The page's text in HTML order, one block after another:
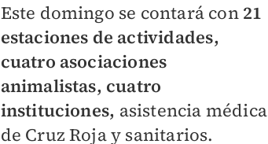
Este domingo se contará con 21
estaciones de actividades,
cuatro asociaciones
animalistas, cuatro
instituciones, asistencia médica
de Cruz Roja y sanitarios.